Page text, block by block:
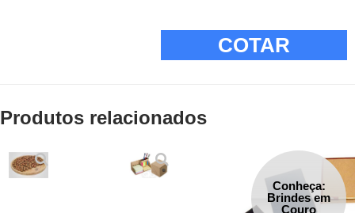
COTAR
Produtos relacionados
Conheça:
Brindes em
Couro